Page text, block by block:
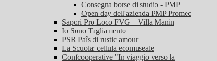
Consegna borse di studio - PMP
Open day dell'azienda PMP Promec
Sapori Pro Loco FVG – Villa Manin
Io Sono Tagliamento
PSR Paîs di rustic amour
La Scuola: cellula ecomuseale
Confcooperative "In viaggio verso la